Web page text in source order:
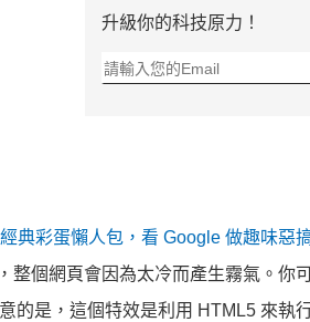
升級你的科技原力！
典彩蛋懶人包，看 Google 做趣味惡
整個網頁會因為太冷而產生霧氣。你
的是，這個特效是利用 HTML5 來執